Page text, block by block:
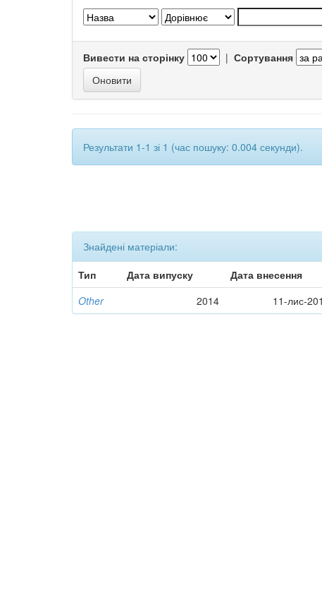
Вивести на сторінку | Сортування
Результати 1-1 зі 1 (час пошуку: 0.004 секунди).
Знайдені матеріали:
Тип
Дата випуску Дата внесення
Other
2014 11-лис-